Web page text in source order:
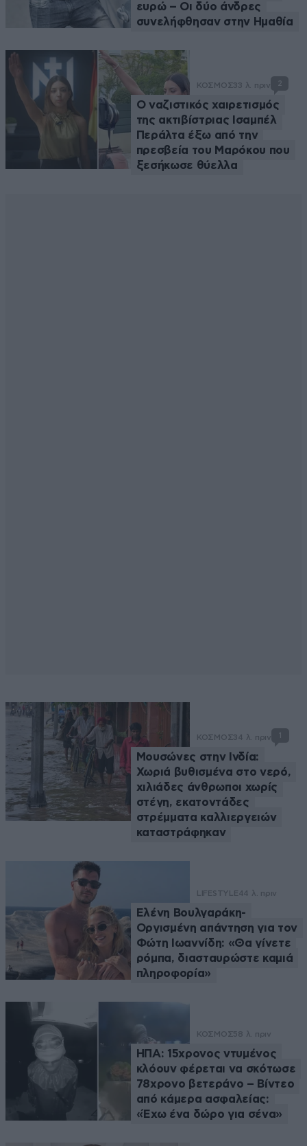
ευρώ – Οι δύο άνδρες
συνελήφθησαν στην Ημαθία
ΚΟΣΜΟΣ33 λ. πριν 2
Ο ναζιστικός χαιρετισμός
της ακτιβίστριας Ισαμπέλ
Περάλτα έξω από την
πρεσβεία του Μαρόκου που
ξεσήκωσε θύελλα
ΚΟΣΜΟΣ34 λ. πριν
Μουσώνες στην Ινδία:
Χωριά βυθισμένα στο νερό,
χιλιάδες άνθρωποι χωρίς
στέγη, εκατοντάδες
στρέμματα καλλιεργειών
καταστράφηκαν
LIFESTYLE44 λ. πριν
Ελένη Βουλγαράκη-
Οργισμένη απάντηση για τον
Φώτη Ιωαννίδη: «Θα γίνετε
ρόμπα, διασταυρώστε καμιά
πληροφορία»
ΚΟΣΜΟΣ58 λ. πριν
ΗΠΑ: 15χρονος ντυμένος
κλόουν φέρεται να σκότωσε
78χρονο βετεράνο – Βίντεο
από κάμερα ασφαλείας:
«Έχω ένα δώρο για σένα»